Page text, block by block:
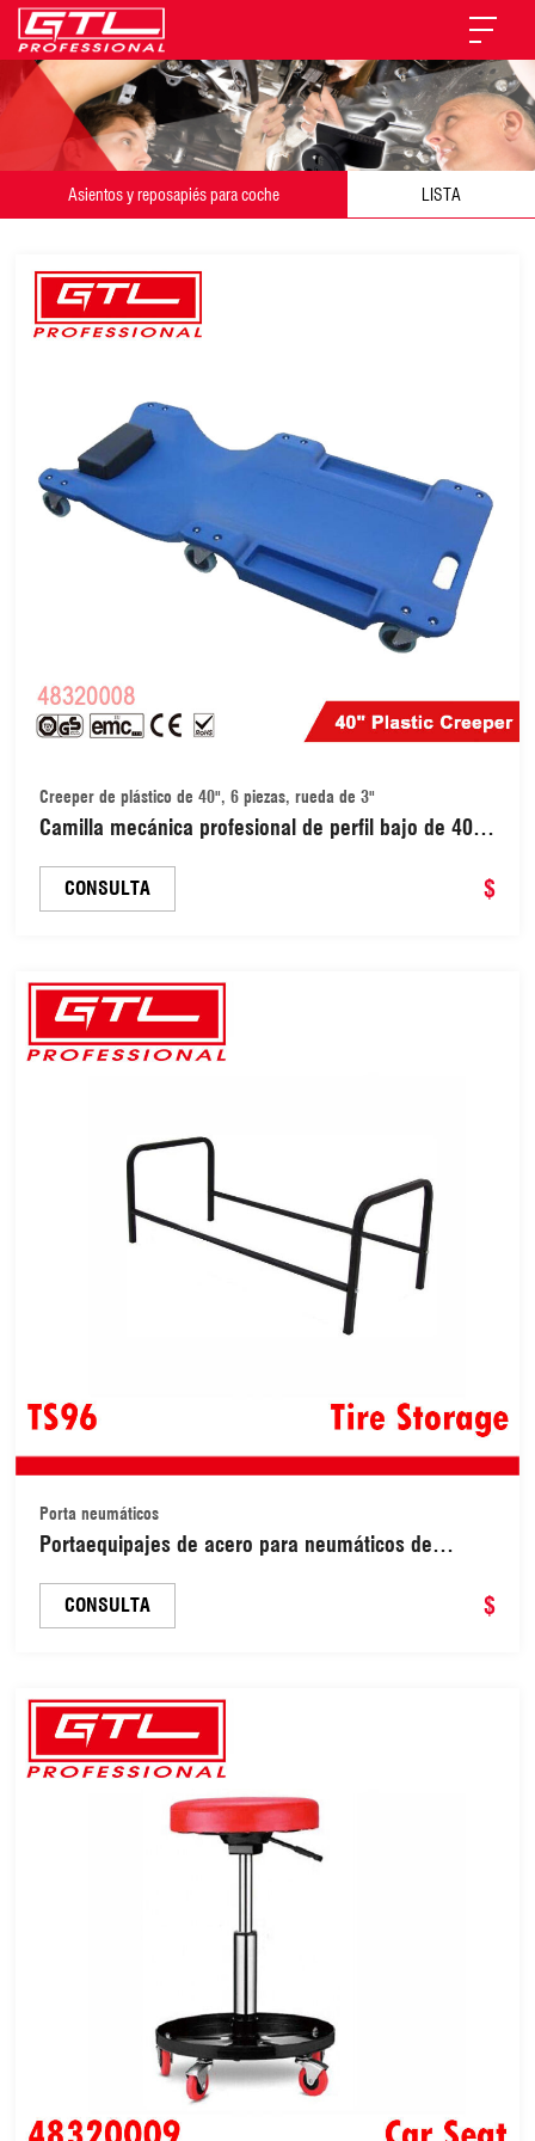
Asientos y reposapiés para coche LISTA
Creeper de plástico de 40", 6 piezas, rueda de 3"
Camilla mecánica profesional de perfil bajo de 40"
CONSULTA $
Porta neumáticos
Portaequipajes de acero para neumáticos de
CONSULTA $